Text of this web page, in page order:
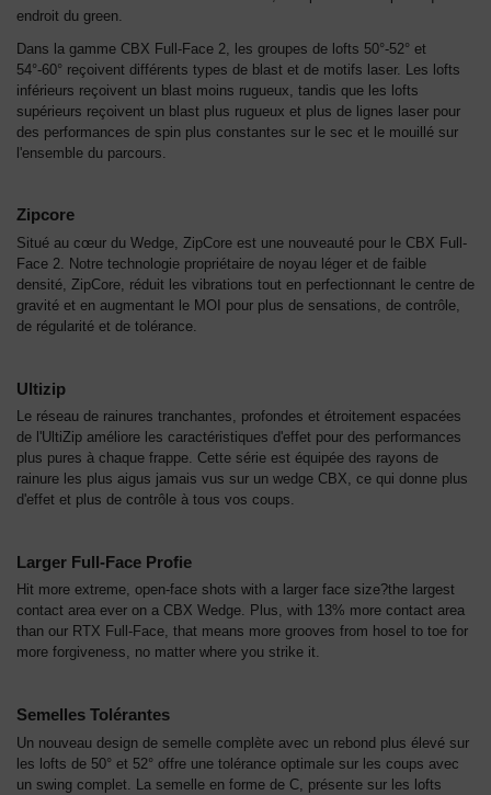
endroit du green.
Dans la gamme CBX Full-Face 2, les groupes de lofts 50°-52° et
54°-60° reçoivent différents types de blast et de motifs laser. Les lofts
inférieurs reçoivent un blast moins rugueux, tandis que les lofts
supérieurs reçoivent un blast plus rugueux et plus de lignes laser pour
des performances de spin plus constantes sur le sec et le mouillé sur
l'ensemble du parcours.
Zipcore
Situé au cœur du Wedge, ZipCore est une nouveauté pour le CBX Full-
Face 2. Notre technologie propriétaire de noyau léger et de faible
densité, ZipCore, réduit les vibrations tout en perfectionnant le centre de
gravité et en augmentant le MOI pour plus de sensations, de contrôle,
de régularité et de tolérance.
Ultizip
Le réseau de rainures tranchantes, profondes et étroitement espacées
de l'UltiZip améliore les caractéristiques d'effet pour des performances
plus pures à chaque frappe. Cette série est équipée des rayons de
rainure les plus aigus jamais vus sur un wedge CBX, ce qui donne plus
d'effet et plus de contrôle à tous vos coups.
Larger Full-Face Profie
Hit more extreme, open-face shots with a larger face size?the largest
contact area ever on a CBX Wedge. Plus, with 13% more contact area
than our RTX Full-Face, that means more grooves from hosel to toe for
more forgiveness, no matter where you strike it.
Semelles Tolérantes
Un nouveau design de semelle complète avec un rebond plus élevé sur
les lofts de 50° et 52° offre une tolérance optimale sur les coups avec
un swing complet. La semelle en forme de C, présente sur les lofts